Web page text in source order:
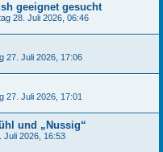
geeignet gesucht
28. Juli 2026, 06:46
27. Juli 2026, 17:06
27. Juli 2026, 17:01
und „Nussig“
Juli 2026, 16:53